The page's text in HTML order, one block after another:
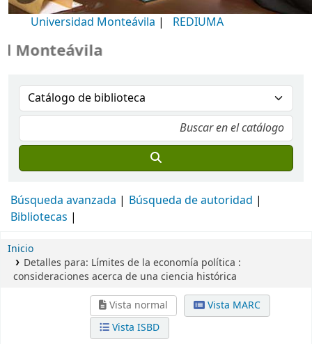
Universidad Monteávila | REDIUMA
Búsqueda avanzada
Búsqueda de autoridad
Bibliotecas
Inicio
Detalles para: Límites de la economía política :
consideraciones acerca de una ciencia histórica
Vista normal
Vista MARC
Vista ISBD